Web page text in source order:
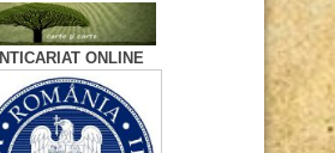
ONLINE